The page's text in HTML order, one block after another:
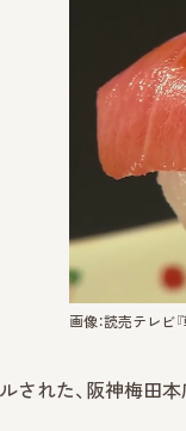
画像：読売テレビ
された、阪神梅田